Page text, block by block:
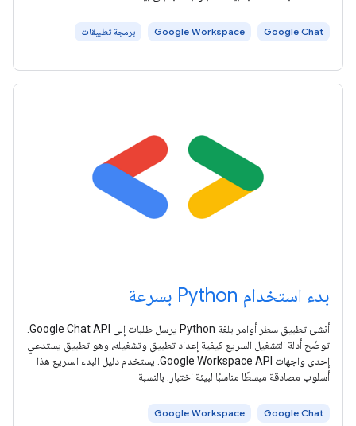
Google Chat
Google Workspace برمجة تطبيقات
بدء استخدام Python بسرعة
توضّح أدلة التشغيل السريع كيفية إعداد تطبيق وتشغيله، وهو تطبيق يستدعي
إحدى واجهات Google Workspace API. يستخدم دليل البدء السريع هذا
أسلوب مصادقة مبسطًا مناسبًا لبيئة اختبار. بالنسبة
Google Chat
Google Workspace